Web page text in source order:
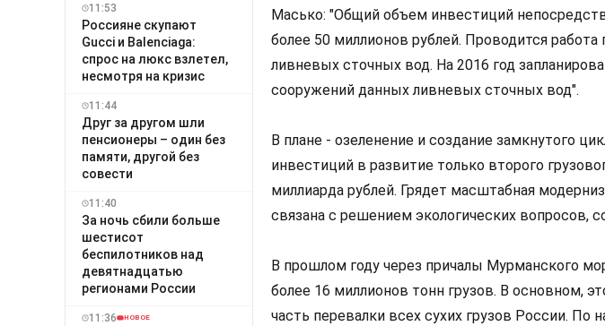
11:53
Россияне скупают
Gucci и Balenciaga:
спрос на люкс взлетел,
несмотря на кризис
11:44
Друг за другом шли
пенсионеры – один без
памяти, другой без
совести
11:40
За ночь сбили больше
шестисот
беспилотников над
девятнадцатью
регионами России
11:36 НОВОЕ
Масько: "Общий объем инвестиций
более 50 миллионов рублей. Проводится
ливневых сточных вод. На 2016 год
сооружений данных ливневых сточных вод".
В плане - озеленение и создание замкнутого
инвестиций в развитие только второго
миллиарда рублей. Грядет масштабная
связана с решением экологических вопросов,
В прошлом году через причалы Мурманского
более 16 миллионов тонн грузов. В основном,
часть перевалки всех сухих грузов России. По